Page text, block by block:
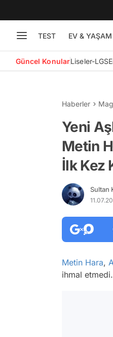
TEST EV & YAŞAM
Güncel KonularLiseler-LGS
Haberler
Yeni
Metin
İlk Kez
Sultan
Metin Hara,
ihmal